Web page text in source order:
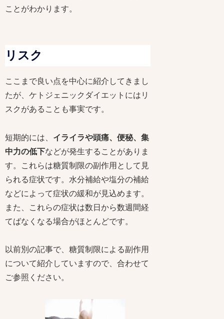
ことがわかります。
リスク
ここまで良い点を中心に紹介してきまし
たが、ケトジェニックダイエットにはリ
スクがあることも事実です。
短期的には、 イライラや頭痛、便秘、集
中力の低下などが発生することがありま
す。これらは糖質制限の副作用として見
られる症状です。水分補給や塩分の補給
などによって症状の緩和が見込めます。
また、これらの症状は数日から数週間経
てばなくなる場合がほとんどです。
以前別の記事で、糖質制限による副作用
について紹介していますので、合わせて
ご参照ください。